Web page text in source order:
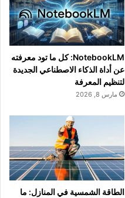
NotebookLM: كل ما تود معرفته
عن أداة الذكاء الاصطناعي الجديدة
لتنظيم المعرفة
مارس 8, 2026
الطاقة الشمسية في المنازل: ما